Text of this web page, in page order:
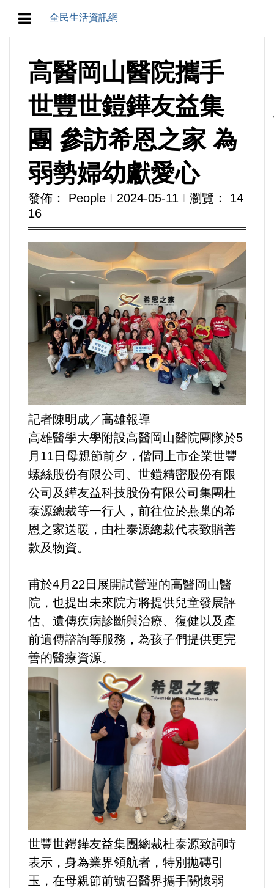
全民生活資訊網
教育/五育/五創
人生/生存/生活
產業/經濟
政治/政黨
農業/技術/肥飼料/農藥/產銷
食品/衛生/醫療/照護
運動/體育/休閒/育樂
寵物/動保
婦女/孩童
健康/養生
命理/信仰/宗教/宮廟/教會
演講/發表會/論壇/研討會
內政/社會/福利/弱勢/慈善
國際/全球
環境/資源/能源
交通運輸
中美台
正能量
法制/司法/監督
防災/救災
高醫岡山醫院攜手
世豐世鎧鏵友益集
團 參訪希恩之家 為
弱勢婦幼獻愛心
發佈： People Ι 2024-05-11 Ι 瀏覽： 14
16
記者陳明成／高雄報導
高雄醫學大學附設高醫岡山醫院團隊於5
月11日母親節前夕，偕同上市企業世豐
螺絲股份有限公司、世鎧精密股份有限
公司及鏵友益科技股份有限公司集團杜
泰源總裁等一行人，前往位於燕巢的希
恩之家送暖，由杜泰源總裁代表致贈善
款及物資。
甫於4月22日展開試營運的高醫岡山醫
院，也提出未來院方將提供兒童發展評
估、遺傳疾病診斷與治療、復健以及產
前遺傳諮詢等服務，為孩子們提供更完
善的醫療資源。
世豐世鎧鏵友益集團總裁杜泰源致詞時
表示，身為業界領航者，特別拋磚引
玉，在母親節前號召醫界攜手關懷弱